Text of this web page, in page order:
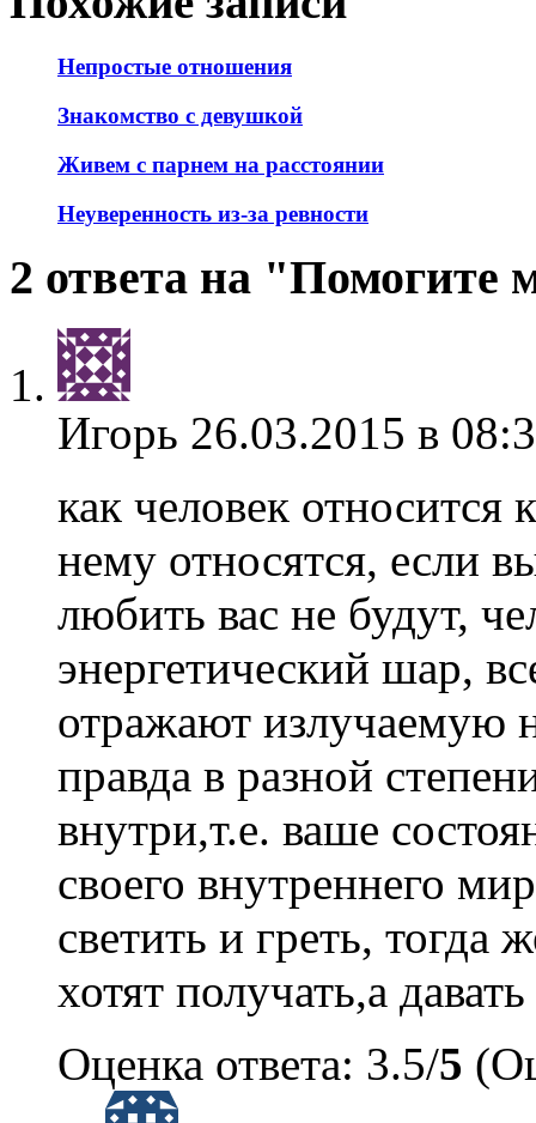
Непростые отношения
Знакомство с девушкой
Живем с парнем на расстоянии
Неуверенность из-за ревности
2 ответа на "Помогите
Игорь 26.03.2015 в
как человек
нему относятся, если
любить вас не будут,
энергетический шар,
отражают излучаемую
правда в разной
внутри,т.е. ваше
своего внутреннего
светить и греть,
хотят получать,а
Оценка ответа: 3.5/5